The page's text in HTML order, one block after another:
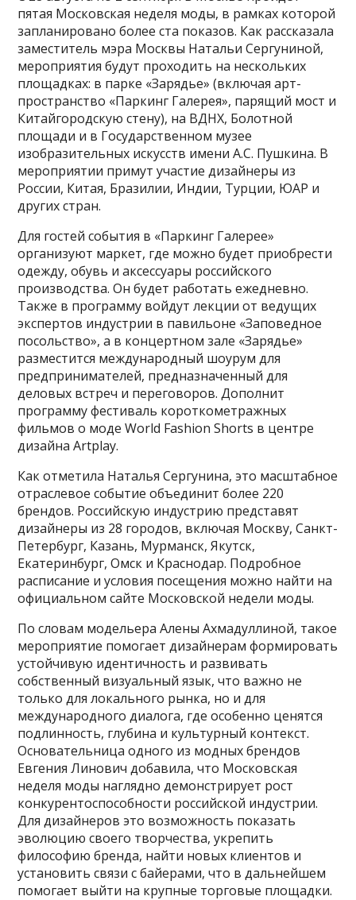
пятая Московская неделя моды, в рамках которой
запланировано более ста показов. Как рассказала
заместитель мэра Москвы Натальи Сергуниной,
мероприятия будут проходить на нескольких
площадках: в парке «Зарядье» (включая арт-
пространство «Паркинг Галерея», парящий мост и
Китайгородскую стену), на ВДНХ, Болотной
площади и в Государственном музее
изобразительных искусств имени А.С. Пушкина. В
мероприятии примут участие дизайнеры из
России, Китая, Бразилии, Индии, Турции, ЮАР и
других стран.
Для гостей события в «Паркинг Галерее»
организуют маркет, где можно будет приобрести
одежду, обувь и аксессуары российского
производства. Он будет работать ежедневно.
Также в программу войдут лекции от ведущих
экспертов индустрии в павильоне «Заповедное
посольство», а в концертном зале «Зарядье»
разместится международный шоурум для
предпринимателей, предназначенный для
деловых встреч и переговоров. Дополнит
программу фестиваль короткометражных
фильмов о моде World Fashion Shorts в центре
дизайна Artplay.
Как отметила Наталья Сергунина, это масштабное
отраслевое событие объединит более 220
брендов. Российскую индустрию представят
дизайнеры из 28 городов, включая Москву, Санкт-
Петербург, Казань, Мурманск, Якутск,
Екатеринбург, Омск и Краснодар. Подробное
расписание и условия посещения можно найти на
официальном сайте Московской недели моды.
По словам модельера Алены Ахмадуллиной, такое
мероприятие помогает дизайнерам формировать
устойчивую идентичность и развивать
собственный визуальный язык, что важно не
только для локального рынка, но и для
международного диалога, где особенно ценятся
подлинность, глубина и культурный контекст.
Основательница одного из модных брендов
Евгения Линович добавила, что Московская
неделя моды наглядно демонстрирует рост
конкурентоспособности российской индустрии.
Для дизайнеров это возможность показать
эволюцию своего творчества, укрепить
философию бренда, найти новых клиентов и
установить связи с байерами, что в дальнейшем
помогает выйти на крупные торговые площадки.